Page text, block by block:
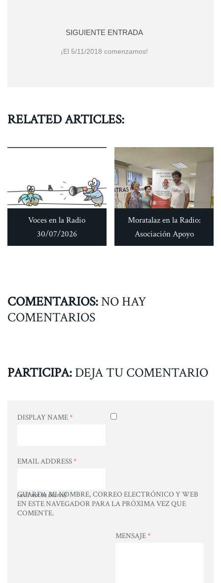
SIGUIENTE ENTRADA
¡El 5/11/2018 comenzamos!
RELATED ARTICLES:
Voces en la Radio
30/07/2026
Moratalaz en la Radio:
Asociación Apoyo
COMENTARIOS:NO HAY
COMENTARIOS
PARTICIPA: DEJA TU COMENTARIO
DISPLAY NAME*
EMAIL ADDRESS*
(will not be shared)
GUARDA MI NOMBRE, CORREO ELECTRÓNICO Y WEB
EN ESTE NAVEGADOR PARA LA PRÓXIMA VEZ QUE
COMENTE.
MENSAJE*